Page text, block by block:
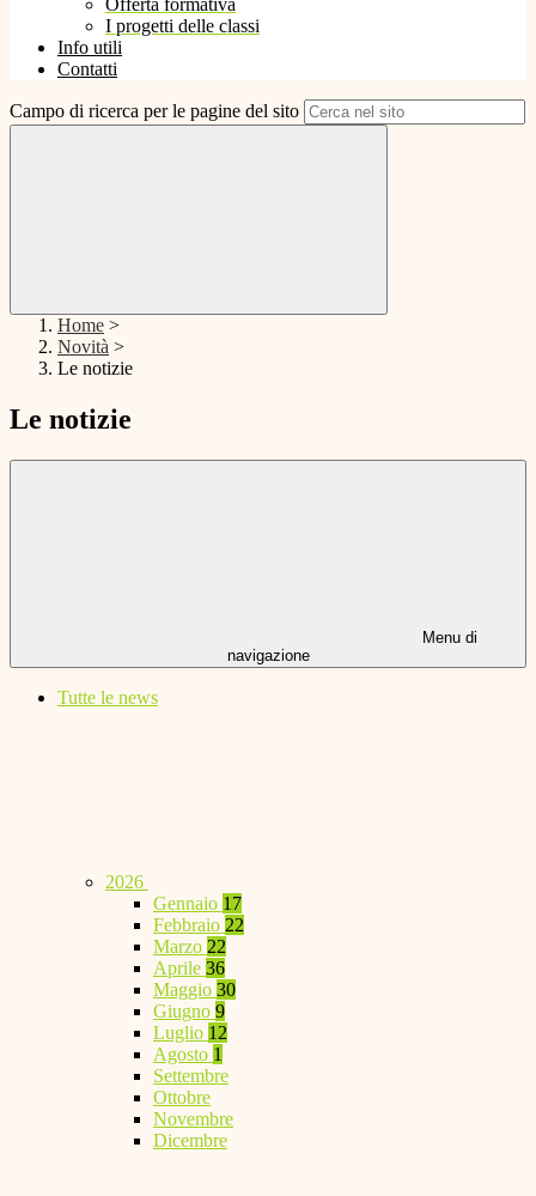
Offerta formativa
I progetti delle classi
Info utili
Contatti
Campo di ricerca per le pagine del sito
Home >
Novità >
Le notizie
Le notizie
Menu di
navigazione
Tutte le news
2026
Gennaio 17
Febbraio 22
Marzo 22
Aprile 36
Maggio 30
Giugno 9
Luglio 12
Agosto 1
Settembre
Ottobre
Novembre
Dicembre